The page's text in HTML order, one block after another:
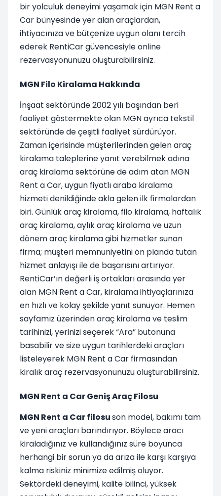
bir yolculuk deneyimi yaşamak için MGN Rent a
Car bünyesinde yer alan araçlardan,
ihtiyacınıza ve bütçenize uygun olanı tercih
ederek RentiCar güvencesiyle online
rezervasyonunuzu oluşturabilirsiniz.
MGN Filo Kiralama Hakkında
İnşaat sektöründe 2002 yılı başından beri
faaliyet göstermekte olan MGN ayrıca tekstil
sektöründe de çeşitli faaliyet sürdürüyor.
Zaman içerisinde müşterilerinden gelen araç
kiralama taleplerine yanıt verebilmek adına
araç kiralama sektörüne de adım atan MGN
Rent a Car, uygun fiyatlı araba kiralama
hizmeti denildiğinde akla gelen ilk firmalardan
biri. Günlük araç kiralama, filo kiralama, haftalık
araç kiralama, aylık araç kiralama ve uzun
dönem araç kiralama gibi hizmetler sunan
firma; müşteri memnuniyetini ön planda tutan
hizmet anlayışı ile de başarısını artırıyor.
RentiCar’ın değerli iş ortakları arasında yer
alan MGN Rent a Car, kiralama ihtiyaçlarınıza
en hızlı ve kolay şekilde yanıt sunuyor. Hemen
sayfamız üzerinden araç kiralama ve teslim
tarihinizi, yerinizi seçerek “Ara” butonuna
basabilir ve size uygun tarihlerdeki araçları
listeleyerek MGN Rent a Car firmasından
kiralık araç rezervasyonunuzu oluşturabilirsiniz.
MGN Rent a Car Geniş Araç Filosu
MGN Rent a Car filosuson model, bakımı tam
ve yeni araçları barındırıyor. Böylece aracı
kiraladığınız ve kullandığınız süre boyunca
herhangi bir sorun ya da arıza ile karşı karşıya
kalma riskiniz minimize edilmiş oluyor.
Sektördeki deneyimi, kalite bilinci, yüksek